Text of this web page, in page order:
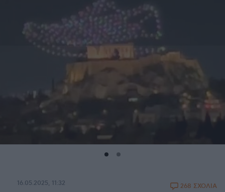
16.05.2025, 11:32 268 ΣΧΟΛΙΑ